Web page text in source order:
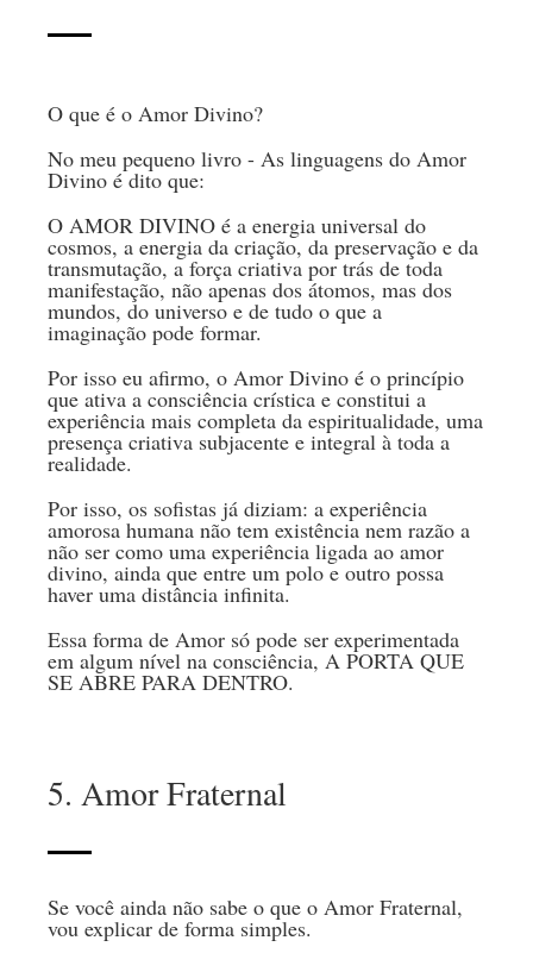
O que é o Amor Divino?
No meu pequeno livro - As linguagens do Amor
Divino é dito que:
O AMOR DIVINO é a energia universal do
cosmos, a energia da criação, da preservação e da
transmutação, a força criativa por trás de toda
manifestação, não apenas dos átomos, mas dos
mundos, do universo e de tudo o que a
imaginação pode formar.
Por isso eu afirmo, o Amor Divino é o princípio
que ativa a consciência crística e constitui a
experiência mais completa da espiritualidade, uma
presença criativa subjacente e integral à toda a
realidade.
Por isso, os sofistas já diziam: a experiência
amorosa humana não tem existência nem razão a
não ser como uma experiência ligada ao amor
divino, ainda que entre um polo e outro possa
haver uma distância infinita.
Essa forma de Amor só pode ser experimentada
em algum nível na consciência, A PORTA QUE
SE ABRE PARA DENTRO.
5. Amor Fraternal
Se você ainda não sabe o que o Amor Fraternal,
vou explicar de forma simples.